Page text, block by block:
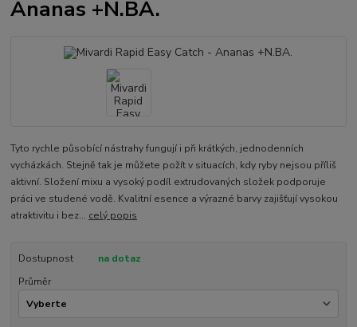
Ananas +N.BA.
Tyto rychle působící nástrahy fungují i při krátkých, jednodenních
vycházkách. Stejně tak je můžete požít v situacích, kdy ryby nejsou příliš
aktivní. Složení mixu a vysoký podíl extrudovaných složek podporuje
práci ve studené vodě. Kvalitní esence a výrazné barvy zajišťují vysokou
atraktivitu i bez... celý popis
Dostupnost
na dotaz
Průměr